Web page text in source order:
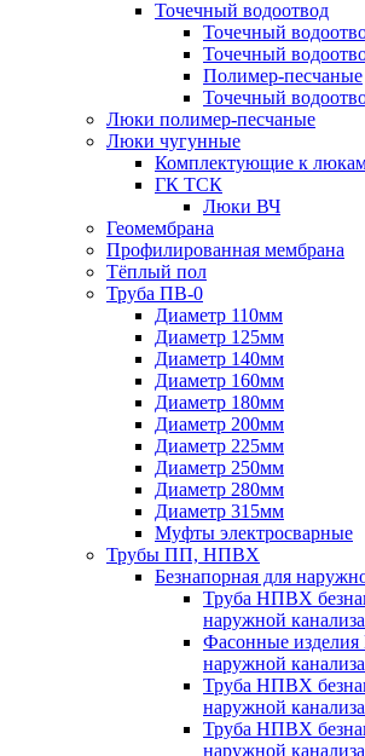
Точечный водоотвод
Точечный
Точечный
Полимер-песчаные
Точечный
Люки полимер-песчаные
Люки чугунные
Комплектующие к
ГК ТСК
Люки ВЧ
Геомембрана
Профилированная мембрана
Тёплый пол
Труба ПВ-0
Диаметр 110мм
Диаметр 125мм
Диаметр 140мм
Диаметр 160мм
Диаметр 180мм
Диаметр 200мм
Диаметр 225мм
Диаметр 250мм
Диаметр 280мм
Диаметр 315мм
Муфты электросварные
Трубы ПП, НПВХ
Безнапорная для
Труба НПВХ
наружной
Фасонные
наружной
Труба НПВХ
наружной
Труба НПВХ
наружной